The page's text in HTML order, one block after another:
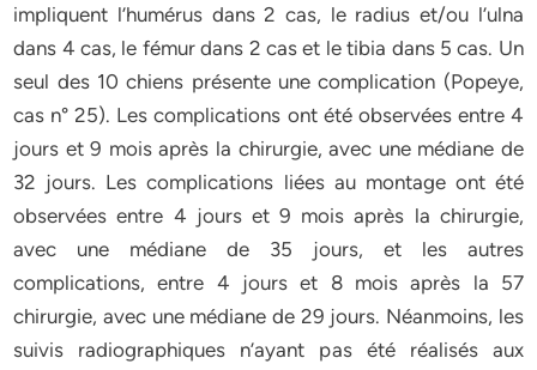
impliquent l’humérus dans 2 cas, le radius et/ou l’ulna
dans 4 cas, le fémur dans 2 cas et le tibia dans 5 cas. Un
seul des 10 chiens présente une complication (Popeye,
cas n° 25). Les complications ont été observées entre 4
jours et 9 mois après la chirurgie, avec une médiane de
32 jours. Les complications liées au montage ont été
observées entre 4 jours et 9 mois après la chirurgie,
avec une médiane de 35 jours, et les autres
complications, entre 4 jours et 8 mois après la 57
chirurgie, avec une médiane de 29 jours. Néanmoins, les
suivis radiographiques n’ayant pas été réalisés aux